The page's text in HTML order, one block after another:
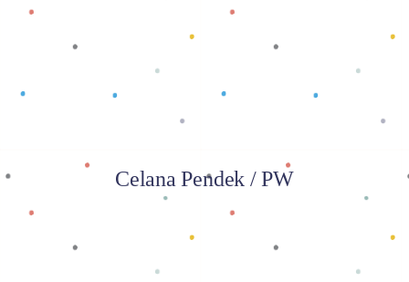
Baca selengkapnya
Celana Pendek / PW